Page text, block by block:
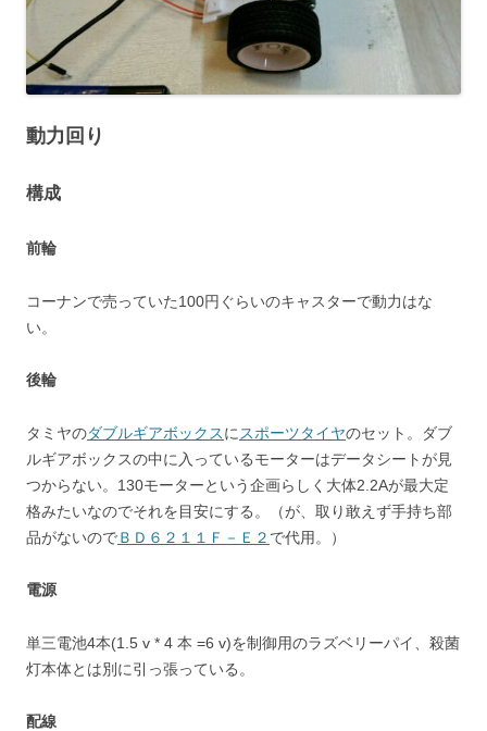
動力回り
構成
前輪
コーナンで売っていた100円ぐらいのキャスターで動力はな
い。
後輪
タミヤのダブルギアボックスに スポーツタイヤのセット。ダブ
ルギアボックスの中に入っているモーターはデータシートが見
つからない。130モーターという企画らしく大体2.2Aが最大定
格みたいなのでそれを目安にする。（が、取り敢えず手持ち部
品がないのでＢＤ６２１１Ｆ－Ｅ２ で代用。）
電源
単三電池4本(1.5 v * 4 本 =6 v)を制御用のラズベリーパイ、殺菌
灯本体とは別に引っ張っている。
配線